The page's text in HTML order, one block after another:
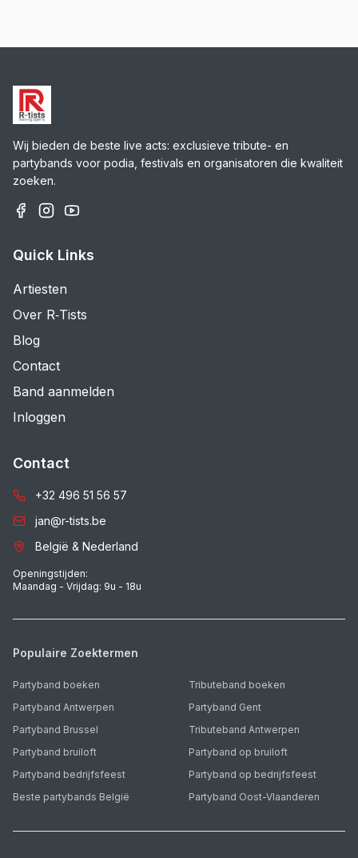
Wij bieden de beste live acts: exclusieve tribute- en
partybands voor podia, festivals en organisatoren die kwaliteit
zoeken.
Quick Links
Artiesten
Over R‑Tists
Blog
Contact
Band aanmelden
Inloggen
Contact
+32 496 51 56 57
jan@r-tists.be
België & Nederland
Openingstijden:
Maandag - Vrijdag: 9u - 18u
Populaire Zoektermen
Partyband boeken
Tributeband boeken
Partyband Antwerpen
Partyband Gent
Partyband Brussel
Tributeband Antwerpen
Partyband bruiloft
Partyband op bruiloft
Partyband bedrijfsfeest
Partyband op bedrijfsfeest
Beste partybands België
Partyband Oost-Vlaanderen